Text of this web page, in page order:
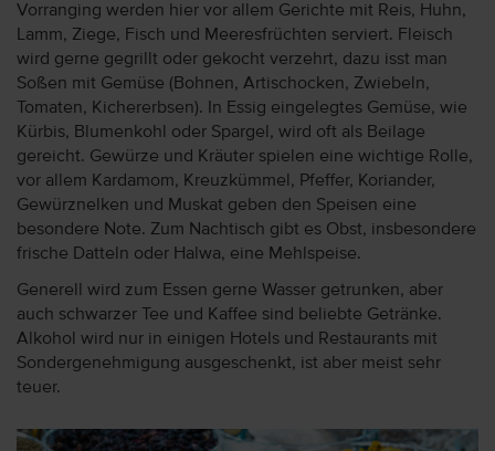
Vorranging werden hier vor allem Gerichte mit Reis, Huhn,
Lamm, Ziege, Fisch und Meeresfrüchten serviert. Fleisch
wird gerne gegrillt oder gekocht verzehrt, dazu isst man
Soßen mit Gemüse (Bohnen, Artischocken, Zwiebeln,
Tomaten, Kichererbsen). In Essig eingelegtes Gemüse, wie
Kürbis, Blumenkohl oder Spargel, wird oft als Beilage
gereicht. Gewürze und Kräuter spielen eine wichtige Rolle,
vor allem Kardamom, Kreuzkümmel, Pfeffer, Koriander,
Gewürznelken und Muskat geben den Speisen eine
besondere Note. Zum Nachtisch gibt es Obst, insbesondere
frische Datteln oder Halwa, eine Mehlspeise.
Generell wird zum Essen gerne Wasser getrunken, aber
auch schwarzer Tee und Kaffee sind beliebte Getränke.
Alkohol wird nur in einigen Hotels und Restaurants mit
Sondergenehmigung ausgeschenkt, ist aber meist sehr
teuer.